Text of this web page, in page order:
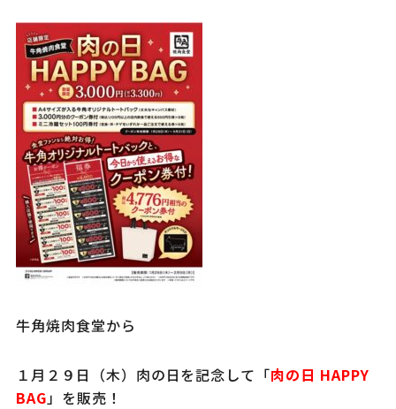
牛角焼肉食堂から
１月２９日（木）肉の日を記念して「肉の日 HAPPY
BAG」を販売！